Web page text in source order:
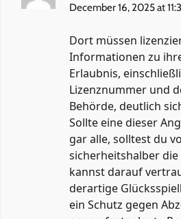
December 16, 2025 at
Dort müssen
Informationen zu
Erlaubnis,
Lizenznummer und
Behörde, deutlich
Sollte eine dieser
gar alle, solltest du
sicherheitshalber die
kannst darauf
derartige
ein Schutz gegen